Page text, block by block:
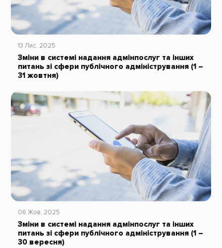
13 Лис, 2025
Зміни в системі надання адмінпослуг та інших
питань зі сфери публічного адміністрування (1 –
31 жовтня)
06 Жов, 2025
Зміни в системі надання адмінпослуг та інших
питань зі сфери публічного адміністрування (1 –
30 вересня)